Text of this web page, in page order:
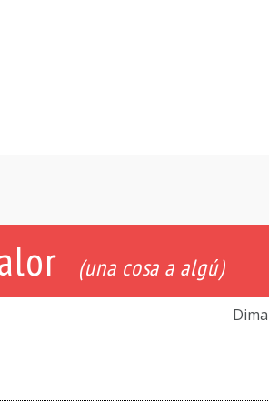
(una cosa a algú)